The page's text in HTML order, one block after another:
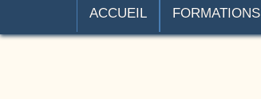
ACCUEIL FORMATIONS